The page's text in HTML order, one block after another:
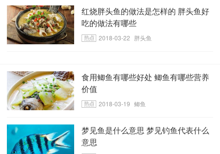
红烧胖头鱼的做法是怎样的 胖头鱼好
吃的做法有哪些
2018-03-22 胖头鱼
食用鲫鱼有哪些好处 鲫鱼有哪些营养
价值
2018-03-19 鲫鱼
梦见鱼是什么意思 梦见钓鱼代表什么
意思